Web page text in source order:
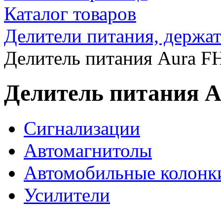
Каталог товаров
Делители питания,
Делитель питания Aura
Делитель питания
Сигнализации
Автомагнитолы
Автомобильные
Усилители